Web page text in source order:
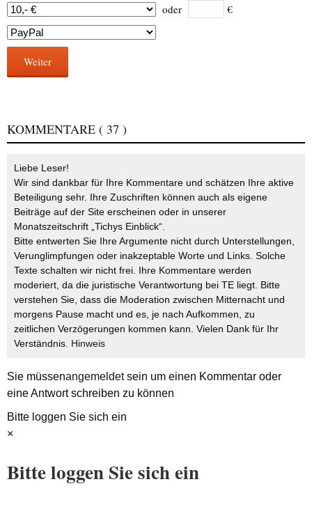
oder €
Weiter
KOMMENTARE ( 37 )
Liebe Leser!
Wir sind dankbar für Ihre Kommentare und schätzen Ihre aktive
Beteiligung sehr. Ihre Zuschriften können auch als eigene
Beiträge auf der Site erscheinen oder in unserer
Monatszeitschrift „Tichys Einblick“.
Bitte entwerten Sie Ihre Argumente nicht durch Unterstellungen,
Verunglimpfungen oder inakzeptable Worte und Links. Solche
Texte schalten wir nicht frei. Ihre Kommentare werden
moderiert, da die juristische Verantwortung bei TE liegt. Bitte
verstehen Sie, dass die Moderation zwischen Mitternacht und
morgens Pause macht und es, je nach Aufkommen, zu
zeitlichen Verzögerungen kommen kann. Vielen Dank für Ihr
Verständnis. Hinweis
Sie müssenangemeldetsein um einen Kommentar oder
eine Antwort schreiben zu können
Bitte loggen Sie sich ein
×
Bitte loggen Sie sich ein